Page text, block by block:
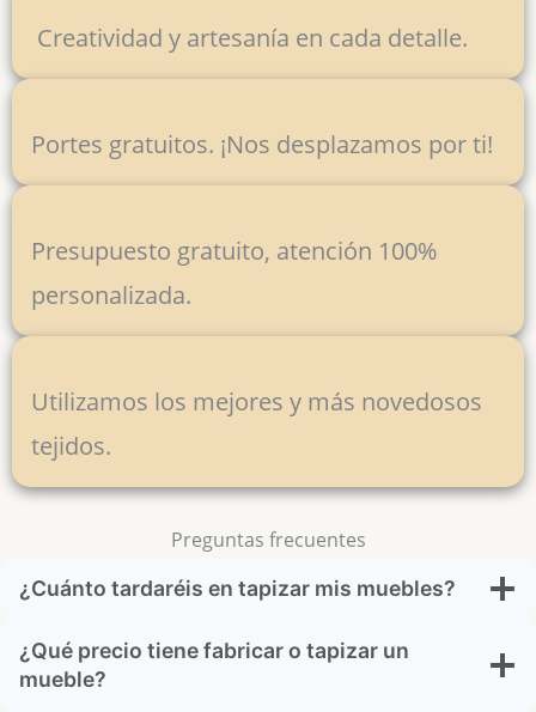
Creatividad y artesanía en cada detalle.
Portes gratuitos. ¡Nos desplazamos por ti!
Presupuesto gratuito, atención 100%
personalizada.
Utilizamos los mejores y más novedosos
tejidos.
Preguntas frecuentes
¿Cuánto tardaréis en tapizar mis muebles?
¿Qué precio tiene fabricar o tapizar un
mueble?